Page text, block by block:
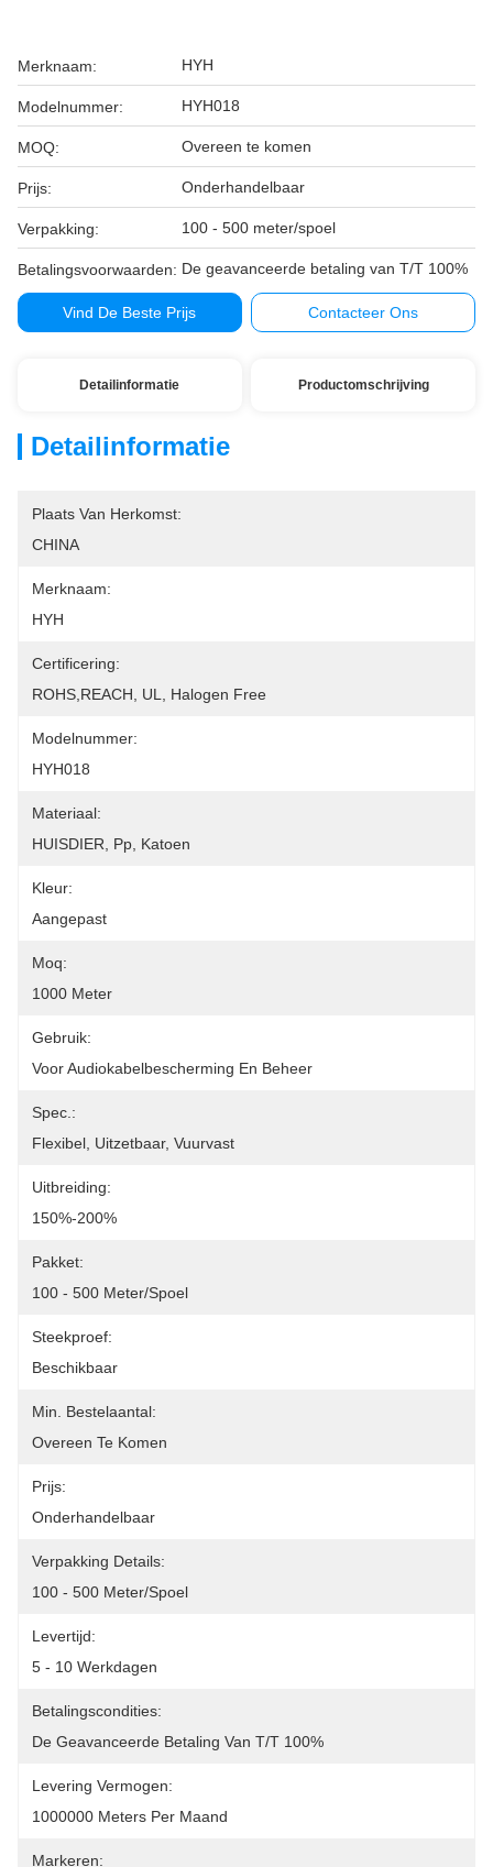
Merknaam: HYH
Modelnummer: HYH018
MOQ: Overeen te komen
Prijs: Onderhandelbaar
Verpakking: 100 - 500 meter/spoel
Betalingsvoorwaarden: De geavanceerde betaling van T/T 100%
Vind De Beste Prijs Contacteer Ons
Detailinformatie Productomschrijving
Detailinformatie
Plaats Van Herkomst:
CHINA
Merknaam:
HYH
Certificering:
ROHS,REACH, UL, Halogen Free
Modelnummer:
HYH018
Materiaal:
HUISDIER, Pp, Katoen
Kleur:
Aangepast
Moq:
1000 Meter
Gebruik:
Voor Audiokabelbescherming En Beheer
Spec.:
Flexibel, Uitzetbaar, Vuurvast
Uitbreiding:
150%-200%
Pakket:
100 - 500 Meter/spoel
Steekproef:
Beschikbaar
Min. Bestelaantal:
Overeen Te Komen
Prijs:
Onderhandelbaar
Verpakking Details:
100 - 500 Meter/spoel
Levertijd:
5 - 10 Werkdagen
Betalingscondities:
De Geavanceerde Betaling Van T/T 100%
Levering Vermogen:
1000000 Meters Per Maand
Markeren: